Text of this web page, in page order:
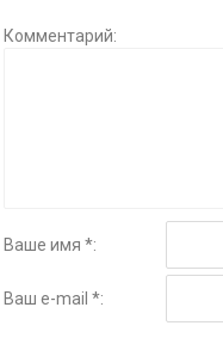
Комментарий:
Ваше имя *:
Ваш e-mail *: